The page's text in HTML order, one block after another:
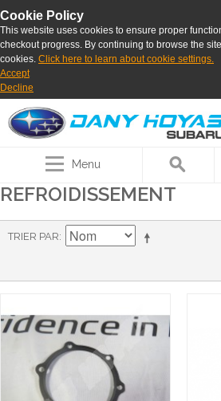
Cookie Policy
This website uses cookies to ensure proper
checkout progress. By continuing to browse the
cookies. Click here to learn about cookie settings.
Accept
Decline
Menu
REFROIDISSEMENT
TRIER PAR